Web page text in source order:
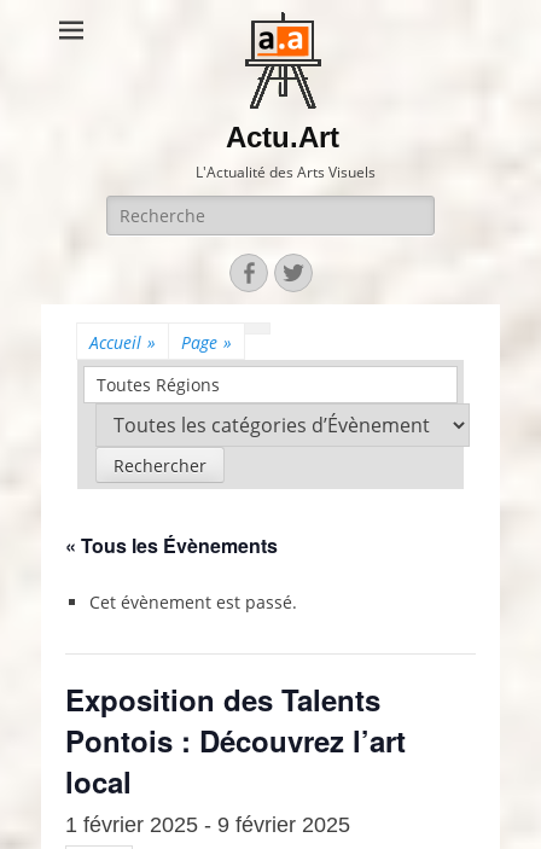
Actu.Art
L'Actualité des Arts Visuels
Recherche
pour:
Facebook
Twitter
Accueil » Page »
Toutes Régions
« Tous les Évènements
Cet évènement est passé.
Exposition des Talents
Pontois : Découvrez l’art
local
1 février 2025 - 9 février 2025